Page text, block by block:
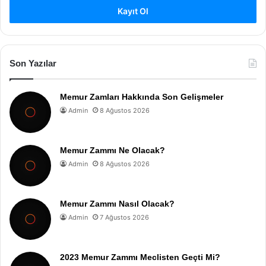
Kayıt Ol
Son Yazılar
Memur Zamları Hakkında Son Gelişmeler
Admin 8 Ağustos 2026
Memur Zammı Ne Olacak?
Admin 8 Ağustos 2026
Memur Zammı Nasıl Olacak?
Admin 7 Ağustos 2026
2023 Memur Zammı Meclisten Geçti Mi?